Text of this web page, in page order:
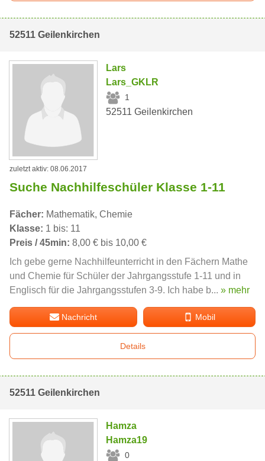
52511 Geilenkirchen
Lars
Lars_GKLR
1
52511 Geilenkirchen
zuletzt aktiv: 08.06.2017
Suche Nachhilfeschüler Klasse 1-11
Fächer: Mathematik, Chemie
Klasse: 1 bis: 11
Preis / 45min: 8,00 € bis 10,00 €
Ich gebe gerne Nachhilfeunterricht in den Fächern Mathe
und Chemie für Schüler der Jahrgangsstufe 1-11 und in
Englisch für die Jahrgangsstufen 3-9. Ich habe b... » mehr
Nachricht Mobil
Details
52511 Geilenkirchen
Hamza
Hamza19
0